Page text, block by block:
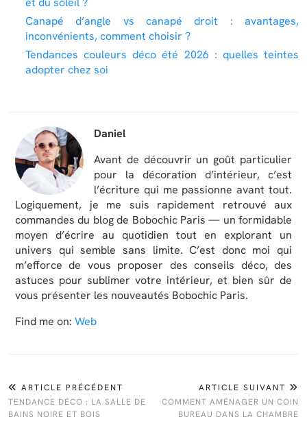
Canapé d’angle vs canapé droit : avantages,
inconvénients, comment choisir ?
Tendances couleurs déco été 2026 : quelles teintes
adopter chez soi
Daniel
Avant de découvrir un goût particulier
pour la décoration d’intérieur, c’est
l’écriture qui me passionne avant tout.
Logiquement, je me suis rapidement retrouvé aux
commandes du blog de Bobochic Paris — un formidable
moyen d’écrire au quotidien tout en explorant un
univers qui semble sans limite. C’est donc moi qui
m’efforce de vous proposer des conseils déco, des
astuces pour sublimer votre intérieur, et bien sûr de
vous présenter les nouveautés Bobochic Paris.
Find me on: Web
ARTICLE PRÉCÉDENT
TENDANCE DÉCO : LA SALLE DE
BAINS NOIRE ET BOIS
ARTICLE SUIVANT
COMMENT AMÉNAGER UN COIN
BUREAU DANS LA CHAMBRE